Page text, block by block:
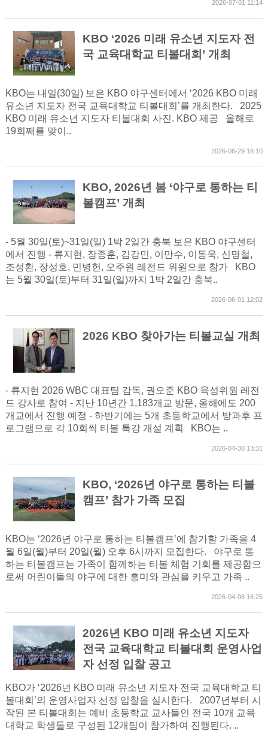
2026-07-01 11:14
KBO ‘2026 미래 유소년 지도자 전
국 교육대학교 티볼대회’ 개최
KBO는 내일(30일) 보은 KBO 야구센터에서 ‘2026 KBO 미래
유소년 지도자 전국 교육대학교 티볼대회’를 개최한다. 2025
KBO 미래 유소년 지도자 티볼대회 사진. KBO 제공 올해로
19회째를 맞이..
2026-06-29 18:10
KBO, 2026년 봄 ‘야구로 통하는 티
볼캠프’ 개최
- 5월 30일(토)~31일(일) 1박 2일간 충북 보은 KBO 야구센터
에서 진행 - 류지현, 장종훈, 김강민, 이만수, 이동욱, 신명철,
조성환, 장성호, 민병헌, 오주원 레전드 위원으로 참가 KBO
는 5월 30일(토)부터 31일(일)까지 1박 2일간 충북..
2026-06-01 12:02
2026 KBO 찾아가는 티볼교실 개최
- 류지현 2026 WBC 대표팀 감독, 권오준 KBO 육성위원 레전
드 강사로 참여 - 지난 10년간 1,183개교 방문, 올해에도 200
개교에서 진행 예정 - 하반기에는 5개 초등학교에서 방과후 프
로그램으로 각 10회씩 티볼 특강 개설 계획 KBO는 ..
2026-04-30 13:31
KBO, ‘2026년 야구로 통하는 티볼
캠프’ 참가 가족 모집
KBO는 ‘2026년 야구로 통하는 티볼캠프’에 참가할 가족을 4
월 6일(월)부터 20일(월) 오후 6시까지 모집한다. 야구로 통
하는 티볼캠프는 가족이 함께하는 티볼 체험 기회를 제공함으
로써 어린이들의 야구에 대한 흥미와 관심을 키우고 가족 ..
2026-04-06 16:25
2026년 KBO 미래 유소년 지도자
전국 교육대학교 티볼대회 운영사업
자 선정 입찰 공고
KBO가 ‘2026년 KBO 미래 유소년 지도자 전국 교육대학교 티
볼대회’의 운영사업자 선정 입찰을 실시한다. 2007년부터 시
작된 본 티볼대회는 예비 초등학교 교사들인 전국 10개 교육
대학교 학생들로 구성된 12개팀이 참가하여 진행된다. ..